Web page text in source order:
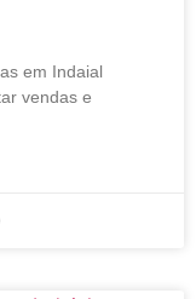
em Indaial
vendas e